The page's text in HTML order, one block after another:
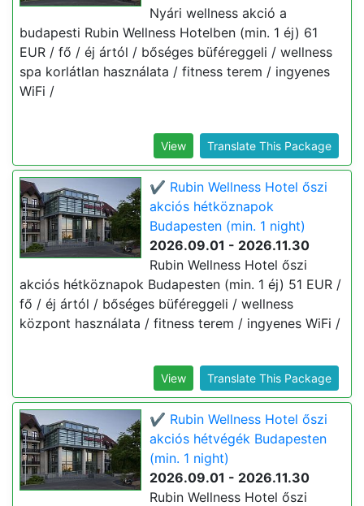
Nyári wellness akció a
budapesti Rubin Wellness Hotelben (min. 1 éj) 61
EUR / fő / éj ártól / bőséges büféreggeli / wellness
spa korlátlan használata / fitness terem / ingyenes
WiFi /
View Translate This Package
✔️ Rubin Wellness Hotel őszi
akciós hétköznapok
Budapesten (min. 1 night)
2026.09.01 - 2026.11.30
Rubin Wellness Hotel őszi
akciós hétköznapok Budapesten (min. 1 éj) 51 EUR /
fő / éj ártól / bőséges büféreggeli / wellness
központ használata / fitness terem / ingyenes WiFi /
View Translate This Package
✔️ Rubin Wellness Hotel őszi
akciós hétvégék Budapesten
(min. 1 night)
2026.09.01 - 2026.11.30
Rubin Wellness Hotel őszi